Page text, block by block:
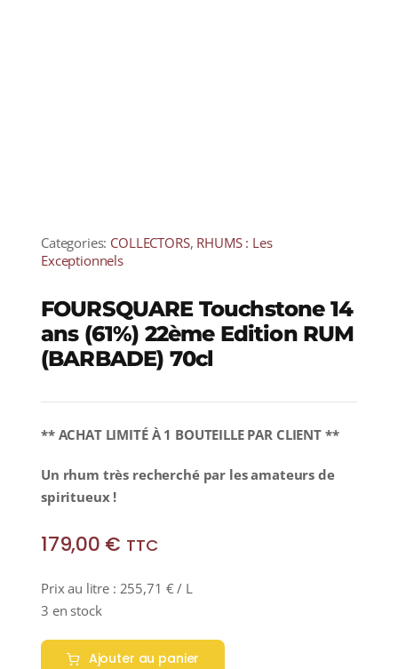
Categories: COLLECTORS, RHUMS : Les
Exceptionnels
FOURSQUARE Touchstone 14
ans (61%) 22ème Edition RUM
(BARBADE) 70cl
** ACHAT LIMITÉ À 1 BOUTEILLE PAR CLIENT **
Un rhum très recherché par les amateurs de
spiritueux !
179,00 € TTC
Prix au litre : 255,71 € / L
3 en stock
Ajouter au panier